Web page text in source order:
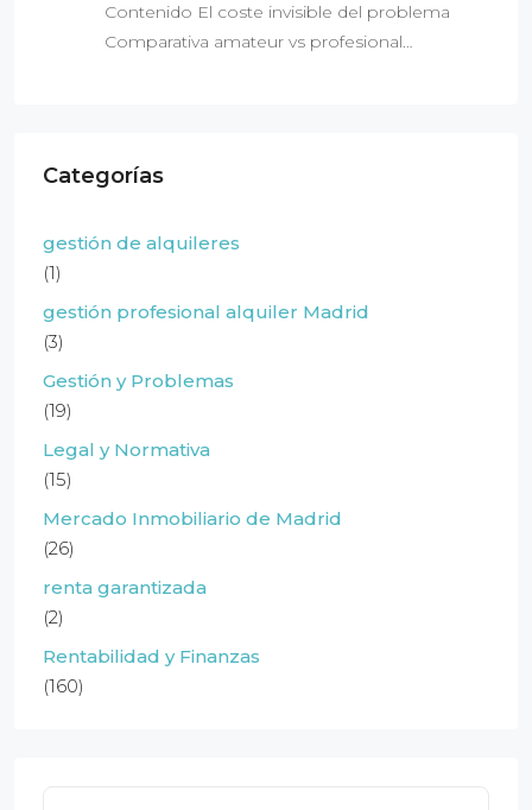
Contenido El coste invisible del problema
Comparativa amateur vs profesional…
Categorías
gestión de alquileres
(1)
gestión profesional alquiler Madrid
(3)
Gestión y Problemas
(19)
Legal y Normativa
(15)
Mercado Inmobiliario de Madrid
(26)
renta garantizada
(2)
Rentabilidad y Finanzas
(160)